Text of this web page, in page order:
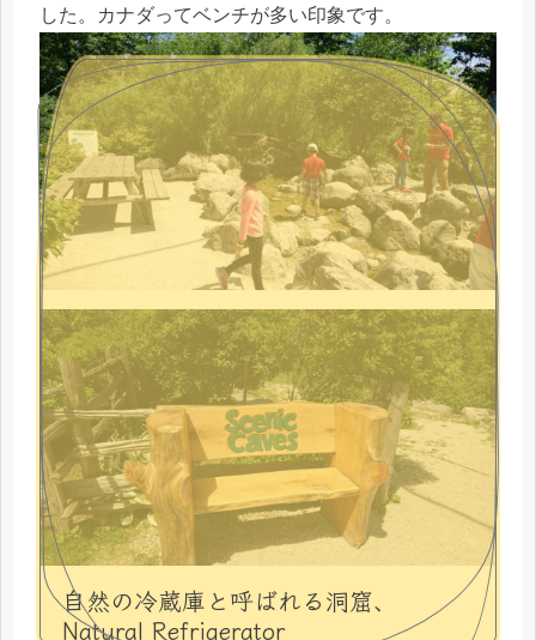
した。カナダってベンチが多い印象です。
自然の冷蔵庫と呼ばれる洞窟、
Natural Refrigerator